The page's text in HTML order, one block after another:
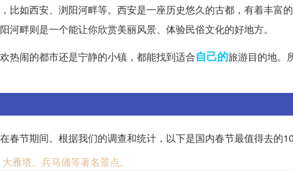
比如西安、浏阳河畔等。西安是一座历史悠久的古都，有着丰富
畔则是一个能让你欣赏美丽风景、体验民俗文化的好地方。
热闹的都市还是宁静的小镇，都能找到适合自己的旅游目的地。
春节期间。根据我们的调查和统计，以下是国内春节最值得去的
雁塔、兵马俑等著名景点。